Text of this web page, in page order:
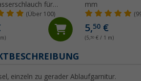
für
10x15 mm
(Über 100)
mm
5,50 €
(5,50 € / 1 m)
einzeln zu gerader Ablaufgarnitur.